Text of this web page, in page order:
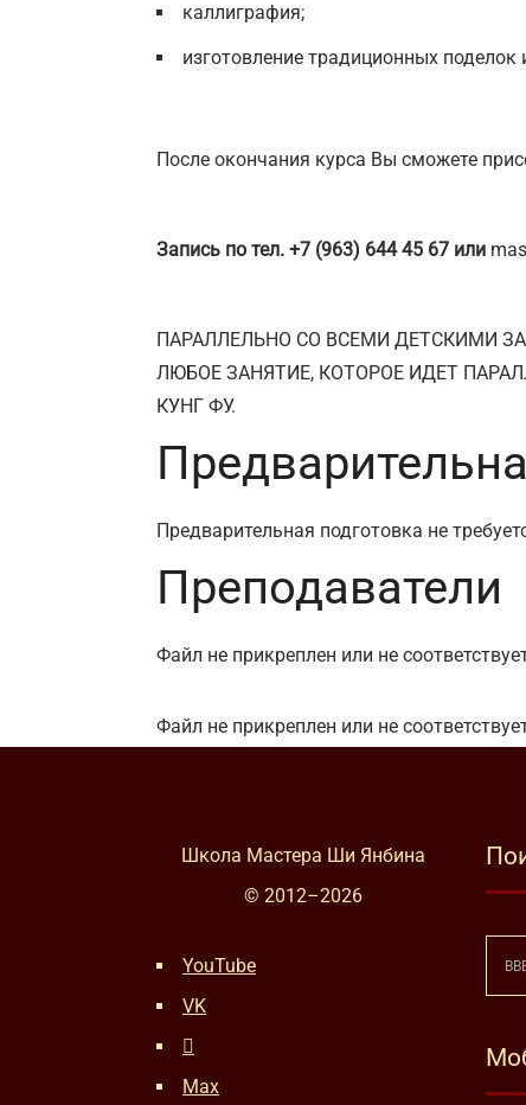
каллиграфия;
изготовление традиционных поделок
После окончания курса Вы сможете
Запись по тел. +7 (963) 644 45 67 или
ПАРАЛЛЕЛЬНО СО ВСЕМИ ДЕТСКИМИ
ЛЮБОЕ ЗАНЯТИЕ, КОТОРОЕ ИДЕТ
КУНГ ФУ.
Предварительная подготовка не
Преподаватели
Файл не прикреплен или не
Файл не прикреплен или не
Школа Мастера Ши Янбина
© 2012–2026
YouTube
VK
Max